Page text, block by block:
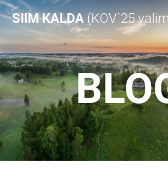
SIIM KALDA(KOV`25